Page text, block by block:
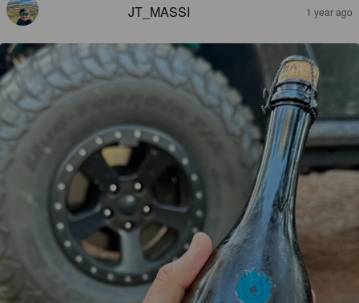
JT_MASSI 1 year ago